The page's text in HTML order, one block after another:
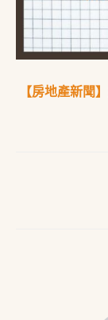
【房地產新聞